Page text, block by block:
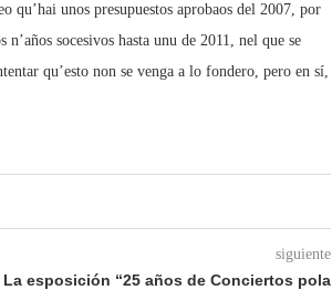
qu’hai unos presupuestos aprobaos del 2007, por
socesivos hasta unu de 2011, nel que se
qu’esto non se venga a lo fondero, pero en sí,
siguiente
La esposición “25 años de Conciertos pola